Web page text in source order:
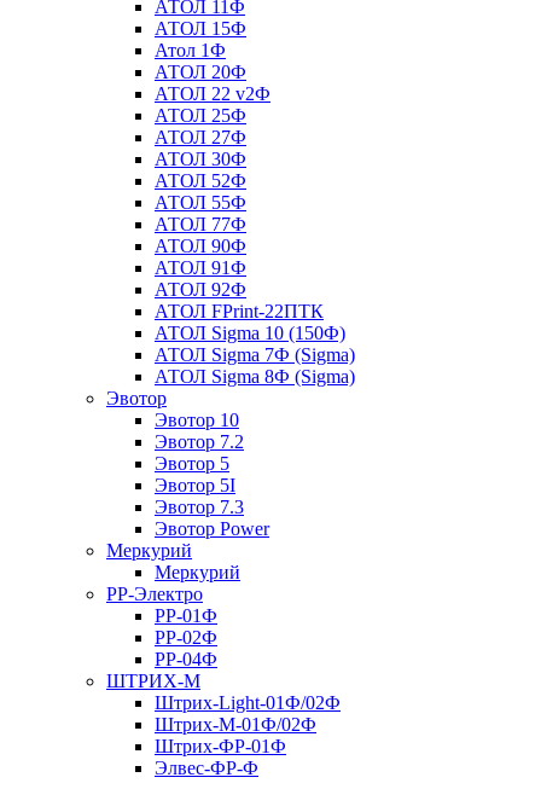
АТОЛ 11Ф
АТОЛ 15Ф
Атол 1Ф
АТОЛ 20Ф
АТОЛ 22 v2Ф
АТОЛ 25Ф
АТОЛ 27Ф
АТОЛ 30Ф
АТОЛ 52Ф
АТОЛ 55Ф
АТОЛ 77Ф
АТОЛ 90Ф
АТОЛ 91Ф
АТОЛ 92Ф
АТОЛ FPrint-22ПТК
АТОЛ Sigma 10 (150Ф)
АТОЛ Sigma 7Ф (Sigma)
АТОЛ Sigma 8Ф (Sigma)
Эвотор
Эвотор 10
Эвотор 7.2
Эвотор 5
Эвотор 5I
Эвотор 7.3
Эвотор Power
Меркурий
Меркурий
РР-Электро
РР-01Ф
РР-02Ф
РР-04Ф
ШТРИХ-М
Штрих-Light-01Ф/02Ф
Штрих-М-01Ф/02Ф
Штрих-ФР-01Ф
Элвес-ФР-Ф